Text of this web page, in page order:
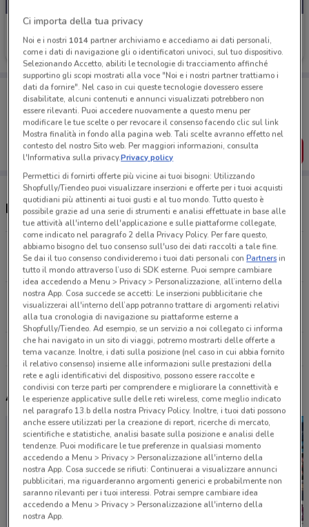
Disney
Scade il 21/08 8.3 km
Porta DoveConviene sempre con te!
Puoi trovare le migliori offerte dei negozi vicino a te,
salvarle e creare la tua lista del risparmio, comodamente
dal tuo cellulare.
SCARICA L’APP
Negozi Disney nelle vicinanze
Via Alberto Lionello 201 Porta Di Roma
8.3 km
CHIUSO
Via Collatina, 858 Km 12,800 Roma
17.3 km
CHIUSO
Tutti i negozi Disney
Altri volantini nelle vicinanze
Ci importa della tua privacy
Noi e i nostri 1014partner archiviamo e accediamo ai dati personali,
come i dati di navigazione gli o identificatori univoci, sul tuo dispositivo.
Selezionando Accetto, abiliti le tecnologie di tracciamento affinché
supportino gli scopi mostrati alla voce "Noi e i nostri partner trattiamo i
dati da fornire". Nel caso in cui queste tecnologie dovessero essere
disabilitate, alcuni contenuti e annunci visualizzati potrebbero non
essere rilevanti. Puoi accedere nuovamente a questo menu per
modificare le tue scelte o per revocare il consenso facendo clic sul link
Mostra finalità in fondo alla pagina web. Tali scelte avranno effetto nel
contesto del nostro Sito web. Per maggiori informazioni, consulta
l'Informativa sulla privacy.Privacy policy
Permettici di fornirti offerte più vicine ai tuoi bisogni: Utilizzando
Shopfully/Tiendeo puoi visualizzare inserzioni e offerte per i tuoi acquisti
quotidiani più attinenti ai tuoi gusti e al tuo mondo. Tutto questo è
possibile grazie ad una serie di strumenti e analisi effettuate in base alle
tue attività all'interno dell'applicazione e sulle piattaforme collegate,
come indicato nel paragrafo 2 della Privacy Policy. Per fare questo,
abbiamo bisogno del tuo consenso sull'uso dei dati raccolti a tale fine.
Se dai il tuo consenso condivideremo i tuoi dati personali conPartnersin
tutto il mondo attraverso l’uso di SDK esterne. Puoi sempre cambiare
idea accedendo a Menu > Privacy > Personalizzazione, all’interno della
nostra App. Cosa succede se accetti: Le inserzioni pubblicitarie che
visualizzerai all'interno dell’app potranno trattare di argomenti relativi
alla tua cronologia di navigazione su piattaforme esterne a
Shopfully/Tiendeo. Ad esempio, se un servizio a noi collegato ci informa
che hai navigato in un sito di viaggi, potremo mostrarti delle offerte a
tema vacanze. Inoltre, i dati sulla posizione (nel caso in cui abbia fornito
il relativo consenso) insieme alle informazioni sulle prestazioni della
rete e agli identificativi del dispositivo, possono essere raccolte e
condivisi con terze parti per comprendere e migliorare la connettività e
le esperienze applicative sulle delle reti wireless, come meglio indicato
nel paragrafo 13.b della nostra Privacy Policy. Inoltre, i tuoi dati possono
anche essere utilizzati per la creazione di report, ricerche di mercato,
scientifiche e statistiche, analisi basate sulla posizione e analisi delle
tendenze. Puoi modificare le tue preferenze in qualsiasi momento
accedendo a Menu > Privacy > Personalizzazione all'interno della
nostra App. Cosa succede se rifiuti: Continuerai a visualizzare annunci
pubblicitari, ma riguarderanno argomenti generici e probabilmente non
saranno rilevanti per i tuoi interessi. Potrai sempre cambiare idea
accedendo a Menu > Privacy > Personalizzazione all'interno della
nostra App.